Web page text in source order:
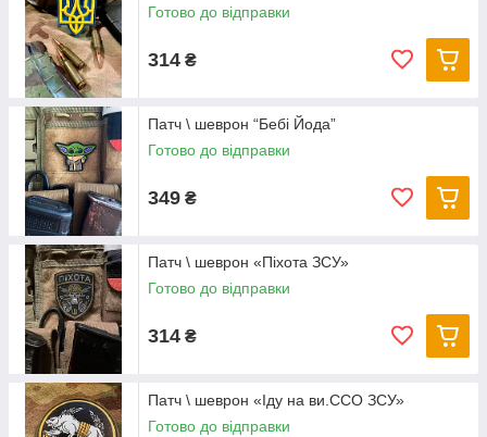
Готово до відправки
314 ₴
Патч \ шеврон “Бебі Йода”
Готово до відправки
349 ₴
Патч \ шеврон «Піхота ЗСУ»
Готово до відправки
314 ₴
Патч \ шеврон «Іду на ви.ССО ЗСУ»
Готово до відправки